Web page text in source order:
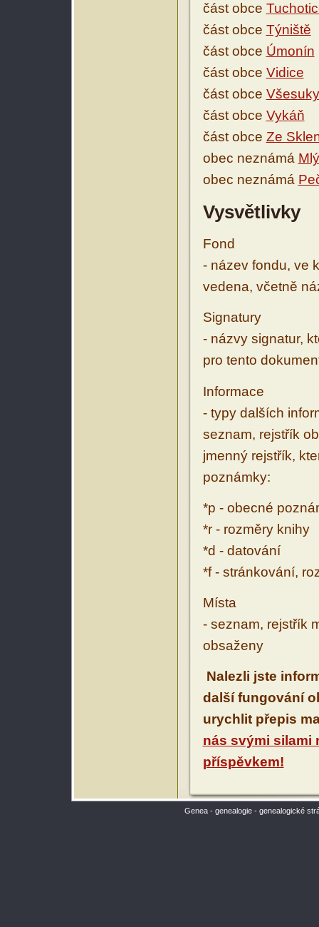
část obce
část obce Týniště
část obce Úmonín
část obce Vidice
část obce Všesuky
část obce Vykáň
část obce Ze
obec neznámá
obec neznámá
Vysvětlivky
Fond
- název fondu, ve
vedena, včetně
Signatury
- názvy signatur,
pro tento
Informace
- typy dalších
seznam, rejstřík
jmenný rejstřík,
poznámky:
*p - obecné
*r - rozměry knihy
*d - datování
*f - stránkování,
Místa
- seznam, rejstřík
obsaženy
Nalezli jste
další fungování
urychlit přepis
nás svými silami
příspěvkem!
Genea - genealogie - genealogické